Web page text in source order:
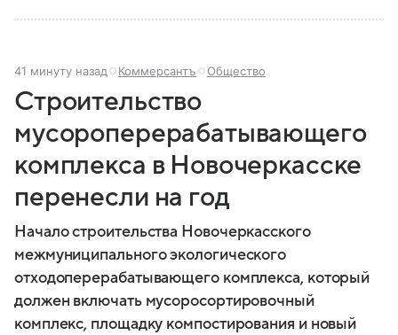
41 минуту назад Коммерсантъ Общество
Строительство
мусороперерабатывающего
комплекса в Новочеркасске
перенесли на год
Начало строительства Новочеркасского
межмуниципального экологического
отходоперерабатывающего комплекса, который
должен включать мусоросортировочный
комплекс, площадку компостирования и новый